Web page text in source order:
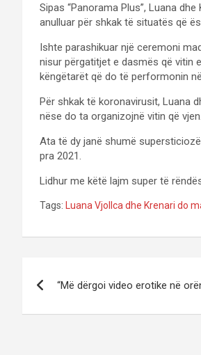
Sipas “Panorama Plus”, Luana
anulluar për shkak të situatës që
Ishte parashikuar një ceremoni
nisur përgatitjet e dasmës që vitin
këngëtarët që do të performonin
Për shkak të koronavirusit, Luana
nëse do ta organizojnë vitin që vjen.
Ata të dy janë shumë
pra 2021.
Lidhur me këtë lajm super të
Tags: Luana Vjollca dhe Krenari do
“Më dërgoi video erotike në